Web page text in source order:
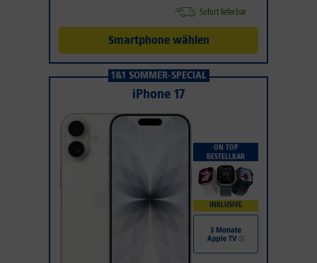
Sofort lieferbar
Smartphone wählen
1&1 SOMMER-SPECIAL
iPhone 17
ON TOP
BESTELLBAR
INKLUSIVE